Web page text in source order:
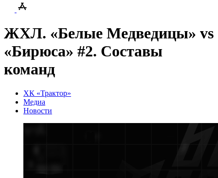
ЖХЛ. «Белые Медведицы» vs
«Бирюса» #2. Составы
команд
ХК «Трактор»
Медиа
Новости